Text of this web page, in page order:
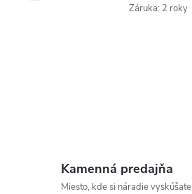
Záruka: 2 roky
Kamenná predajňa
Miesto, kde si náradie vyskúšate